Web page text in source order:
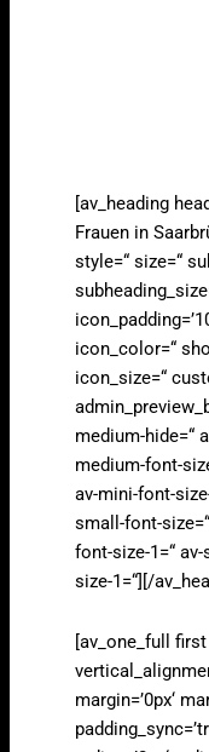
[av_heading
Frauen in
style=“ size=“
icon_color=“
icon_size=“
medium-hide=“
medium-font-
av-mini-font-
small-font-
font-size-1=“
size-1=“][/
[av_one_full
margin=’0px‘